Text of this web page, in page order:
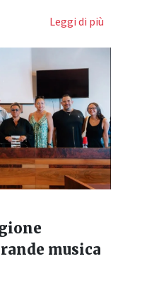
Leggi di più
musica